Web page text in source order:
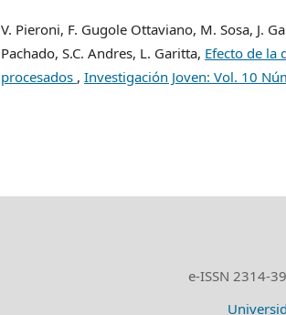
V. Pieroni, F. Gugole Ottaviano, M. Sosa, J.
Pachado, S.C. Andres, L. Garitta, Efecto de la
procesados ,Investigación Joven: Vol. 10
e-ISSN 2314-